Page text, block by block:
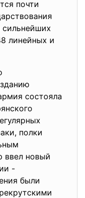
почти
сильнейших
линейных и
состояла
полки
ввел новый
-
были